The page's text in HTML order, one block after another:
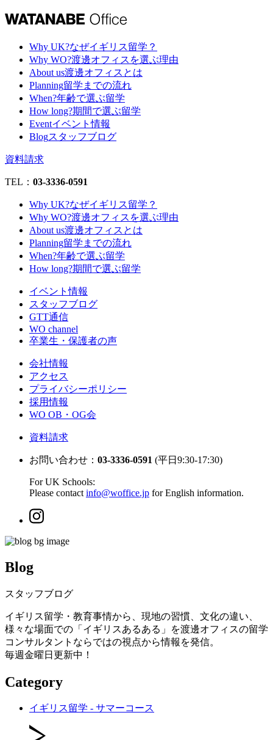
Why UK?なぜイギリス留学？
Why WO?渡邊オフィスを選ぶ理由
About us渡邊オフィスとは
Planning留学までの流れ
When?年齢で選ぶ留学
How long?期間で選ぶ留学
Eventイベント情報
Blogスタッフブログ
資料請求
TEL： 03-3336-0591
Why UK?なぜイギリス留学？
Why WO?渡邊オフィスを選ぶ理由
About us渡邊オフィスとは
Planning留学までの流れ
When?年齢で選ぶ留学
How long?期間で選ぶ留学
イベント情報
スタッフブログ
GTT通信
WO channel
卒業生・保護者の声
会社情報
アクセス
プライバシーポリシー
採用情報
WO OB・OG会
資料請求
お問い合わせ： 03-3336-0591 (平日9:30-17:30)
For UK Schools:
Please contact info@woffice.jp for English information.
Blog
スタッフブログ
イギリス留学・教育事情から、現地の習慣、文化の違い、
様々な場面での「イギリスあるある」を渡邊オフィスの留学
コンサルタントならではの視点から情報を発信。
毎週金曜日更新中！
Category
イギリス留学 - サマーコース